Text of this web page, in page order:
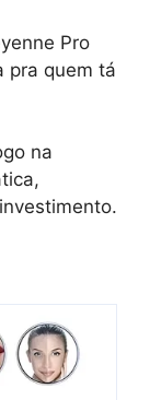
Pro
pra quem tá
na